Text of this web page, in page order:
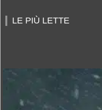
LE PIÙ LETTE